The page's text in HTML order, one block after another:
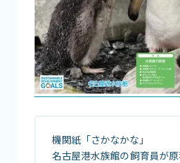
機関紙「さかなかな」
名古屋港水族館の飼育員が